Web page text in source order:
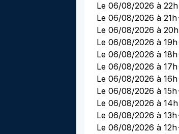
Le 06/08/2026 à 22h
Le 06/08/2026 à 21h
Le 06/08/2026 à 20h
Le 06/08/2026 à 19h
Le 06/08/2026 à 18h
Le 06/08/2026 à 17h
Le 06/08/2026 à 16h
Le 06/08/2026 à 15h
Le 06/08/2026 à 14h
Le 06/08/2026 à 13h
Le 06/08/2026 à 12h